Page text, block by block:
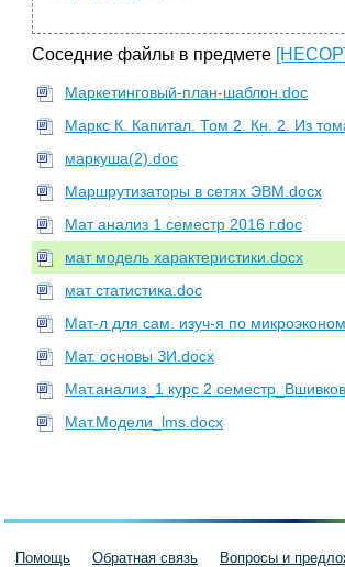
Соседние файлы в предмете
Маркетинговый-план-шаблон.doc
Маркс К. Капитал. Том 2. Кн. 2. Из
маркуша(2).doc
Маршрутизаторы в сетях ЭВМ.docx
Мат анализ 1 семестр 2016 г.doc
мат модель характеристики.docx
мат статистика.doc
Мат-л для сам. изуч-я по
Мат. основы ЗИ.docx
Мат.анализ_1 курс 2
Мат.Модели_lms.docx
Помощь Обратная связь Вопросы и